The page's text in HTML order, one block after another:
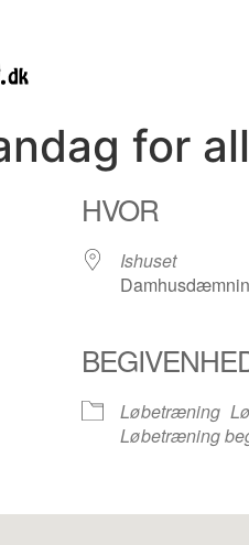
for
HVOR
Ishuset
Løbetræning
Løbetræning